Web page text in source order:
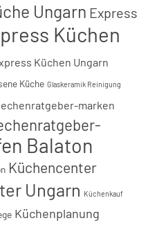
Ungarn Express
Küchen
Küchen Ungarn
Küche Glaskeramik Reinigung
marken
Balaton
Küchencenter
Ungarn Küchenkauf
Küchenplanung